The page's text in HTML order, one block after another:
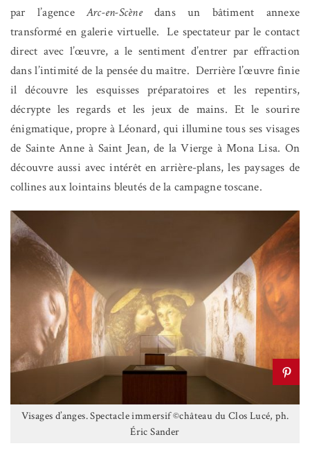
par l’agenceArc-en-Scènedans un bâtiment annexe
transformé en galerie virtuelle. Le spectateur par le contact
direct avec l’œuvre, a le sentiment d’entrer par effraction
dans l’intimité de la pensée du maître. Derrière l’œuvre finie
il découvre les esquisses préparatoires et les repentirs,
décrypte les regards et les jeux de mains. Et le sourire
énigmatique, propre à Léonard, qui illumine tous ses visages
de Sainte Anne à Saint Jean, de la Vierge à Mona Lisa. On
découvre aussi avec intérêt en arrière-plans, les paysages de
collines aux lointains bleutés de la campagne toscane.
Visages d’anges. Spectacle immersif ©château du Clos Lucé, ph.
Éric Sander